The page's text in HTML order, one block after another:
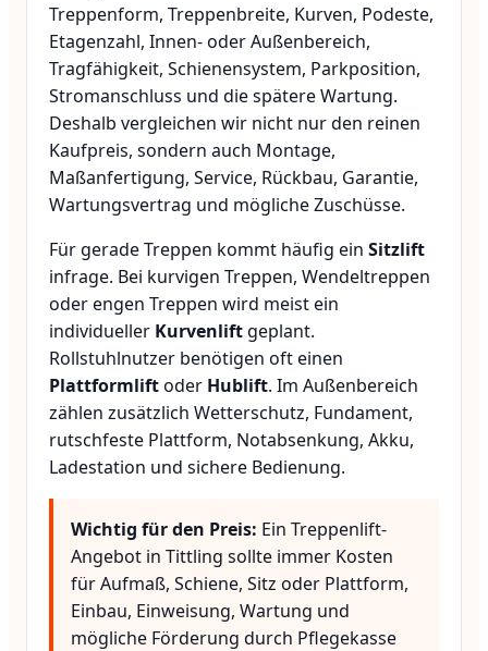
Treppenform, Treppenbreite, Kurven, Podeste,
Etagenzahl, Innen- oder Außenbereich,
Tragfähigkeit, Schienensystem, Parkposition,
Stromanschluss und die spätere Wartung.
Deshalb vergleichen wir nicht nur den reinen
Kaufpreis, sondern auch Montage,
Maßanfertigung, Service, Rückbau, Garantie,
Wartungsvertrag und mögliche Zuschüsse.
Für gerade Treppen kommt häufig ein Sitzlift
infrage. Bei kurvigen Treppen, Wendeltreppen
oder engen Treppen wird meist ein
individueller Kurvenlift geplant.
Rollstuhlnutzer benötigen oft einen
Plattformliftoder Hublift. Im Außenbereich
zählen zusätzlich Wetterschutz, Fundament,
rutschfeste Plattform, Notabsenkung, Akku,
Ladestation und sichere Bedienung.
Wichtig für den Preis: Ein Treppenlift-
Angebot in Tittling sollte immer Kosten
für Aufmaß, Schiene, Sitz oder Plattform,
Einbau, Einweisung, Wartung und
mögliche Förderung durch Pflegekasse